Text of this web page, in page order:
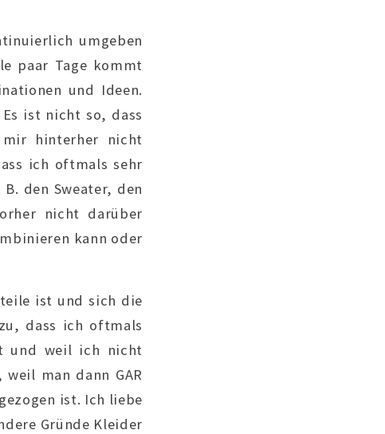
umgeben
paar Tage kommt
und Ideen.
ist nicht so, dass
mir hinterher nicht
ich oftmals sehr
den Sweater, den
nicht darüber
kann oder
ist und sich die
dass ich oftmals
und weil ich nicht
man dann GAR
ist. Ich liebe
Gründe Kleider